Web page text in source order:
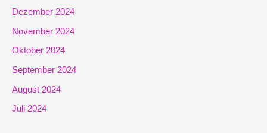
Dezember 2024
November 2024
Oktober 2024
September 2024
August 2024
Juli 2024